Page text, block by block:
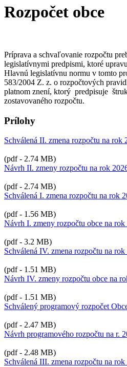
Rozpočet obce
Príprava a schvaľovanie rozpočtu
legislatívnymi predpismi, ktoré
Hlavnú legislatívnu normu v tomto
583/2004 Z. z. o rozpočtových
platnom znení, ktorý predpisuje
zostavovaného rozpočtu.
Prílohy
Schválená II. zmena rozpočtu na rok
(pdf - 2.74 MB)
Návrh II. zmeny rozpočtu na rok
(pdf - 2.74 MB)
Schválená I. zmena rozpočtu na rok
(pdf - 1.56 MB)
Návrh I. zmeny rozpočtu obce na rok
(pdf - 3.2 MB)
Schválená IV. zmena rozpočtu na rok
(pdf - 1.51 MB)
Návrh IV. zmeny rozpočtu obce na
(pdf - 1.51 MB)
Schválený programový rozpočet
(pdf - 2.47 MB)
Návrh programového rozpočtu na r.
(pdf - 2.48 MB)
Schválená III. zmena rozpočtu na rok